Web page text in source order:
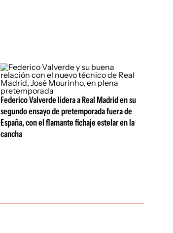
Federico Valverde lidera a Real Madrid en su
segundo ensayo de pretemporada fuera de
España, con el flamante fichaje estelar en la
cancha